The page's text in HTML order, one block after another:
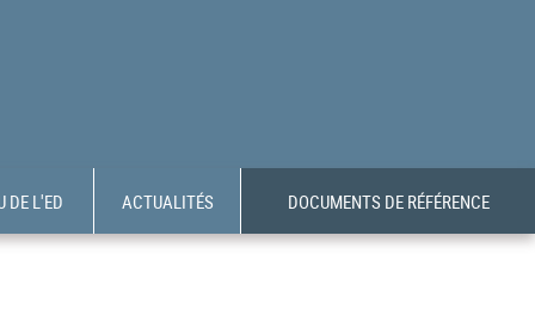
DE L'ED ACTUALITÉS DOCUMENTS DE RÉFÉRENCE